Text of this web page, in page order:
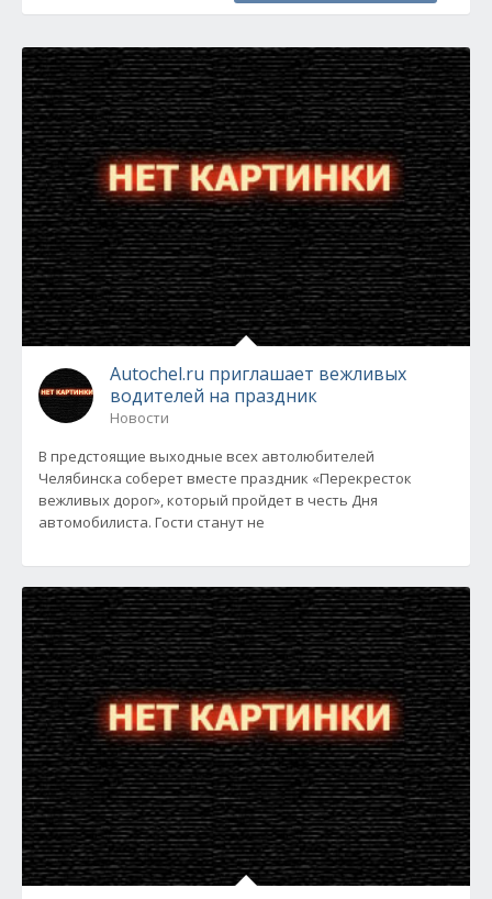
Autochel.ru приглашает вежливых
водителей на праздник
Новости
В предстоящие выходные всех автолюбителей
Челябинска соберет вместе праздник «Перекресток
вежливых дорог», который пройдет в честь Дня
автомобилиста. Гости станут не